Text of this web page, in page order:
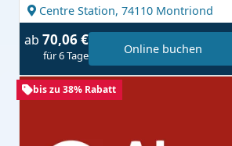
Centre Station, 74110 Montriond
ab 70,06 €
für 6 Tage Online buchen
bis zu 38% Rabatt